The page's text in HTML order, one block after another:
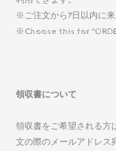
※ご注文から7日以内に来
※Choose this for
領収書について
領収書をご希望される方
文の際のメールアドレス